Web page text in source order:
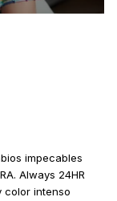
impecables
Always 24HR
color intenso